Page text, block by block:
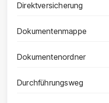
Direktversicherung
Dokumentenmappe
Dokumentenordner
Durchführungsweg